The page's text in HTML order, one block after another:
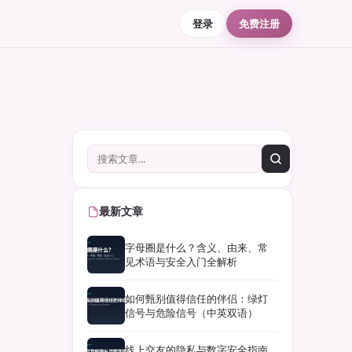
登录 免费注册
最新文章
字母圈是什么？含义、由来、常
见术语与安全入门全解析
如何甄别值得信任的伴侣：绿灯
信号与危险信号（中英双语）